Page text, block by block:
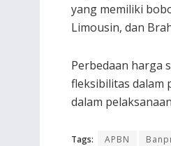
yang memiliki
Limousin, dan
Perbedaan harga
fleksibilitas dalam
dalam
Tags: APBN